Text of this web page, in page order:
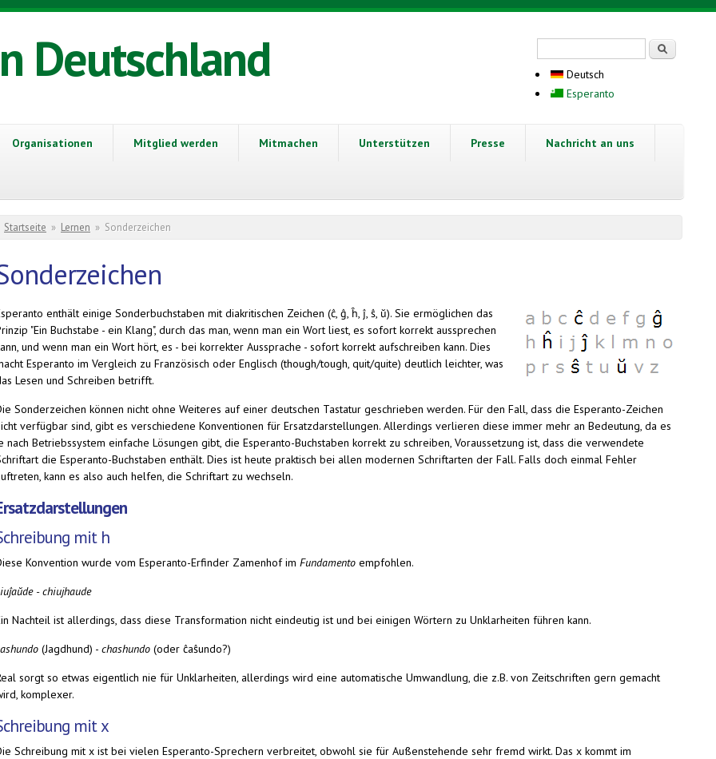
Deutschland
Deutsch
Esperanto
Organisationen Mitglied werden Mitmachen Unterstützen Presse Nachricht an uns
Sie sind hier
Startseite » Lernen » Sonderzeichen
enthält einige Sonderbuchstaben mit diakritischen Zeichen (ĉ, ĝ, ĥ, ĵ, ŝ, ŭ). Sie ermöglichen das
"Ein Buchstabe - ein Klang", durch das man, wenn man ein Wort liest, es sofort korrekt aussprechen
und wenn man ein Wort hört, es - bei korrekter Aussprache - sofort korrekt aufschreiben kann. Dies
Esperanto im Vergleich zu Französisch oder Englisch (though/tough, quit/quite) deutlich leichter, was
Lesen und Schreiben betrifft.
Sonderzeichen können nicht ohne Weiteres auf einer deutschen Tastatur geschrieben werden. Für den Fall, dass die Esperanto-Zeichen
verfügbar sind, gibt es verschiedene Konventionen für Ersatzdarstellungen. Allerdings verlieren diese immer mehr an Bedeutung, da es
nach Betriebssystem einfache Lösungen gibt, die Esperanto-Buchstaben korrekt zu schreiben, Voraussetzung ist, dass die verwendete
die Esperanto-Buchstaben enthält. Dies ist heute praktisch bei allen modernen Schriftarten der Fall. Falls doch einmal Fehler
kann es also auch helfen, die Schriftart zu wechseln.
mit h
Konvention wurde vom Esperanto-Erfinder Zamenhof im Fundamento empfohlen.
-chiujhaude
Nachteil ist allerdings, dass diese Transformation nicht eindeutig ist und bei einigen Wörtern zu Unklarheiten führen kann.
(Jagdhund) - chashundo (oder ĉaŝundo?)
sorgt so etwas eigentlich nie für Unklarheiten, allerdings wird eine automatische Umwandlung, die z.B. von Zeitschriften gern gemacht
komplexer.
mit x
Schreibung mit x ist bei vielen Esperanto-Sprechern verbreitet, obwohl sie für Außenstehende sehr fremd wirkt. Das x kommt im